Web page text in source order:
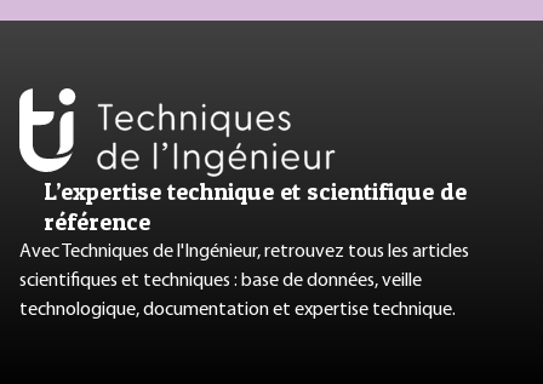
L’expertise technique et scientifique de
référence
Avec Techniques de l'Ingénieur, retrouvez tous les articles
scientifiques et techniques : base de données, veille
technologique, documentation et expertise technique.